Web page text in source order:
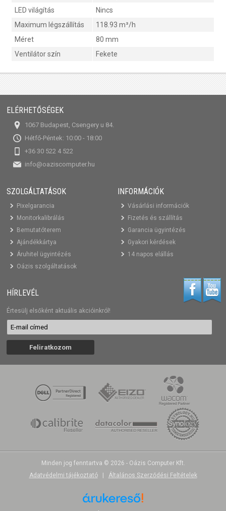
LED világítás
Nincs
Maximum légszállítás
118.93 m³/h
Méret
80 mm
Ventilátor szín
Fekete
ELÉRHETŐSÉGEK
1067 Budapest, Csengery u 84.
Hétfő-Péntek: 10:00 - 18:00
+36 30 522 4 522
info@oaziscomputer.hu
SZOLGÁLTATÁSOK
Pixelgarancia
Monitorkalibrálás
Bemutatóterem
Ajándékkártya
Áruhitel ügyintézés
Oázis szolgáltatások
INFORMÁCIÓK
Vásárlási információk
Fizetés és szállítás
Garancia ügyintézés
Gyakori kérdések
14 napos elállás
HÍRLEVÉL
Értesülj elsőként aktuális akcióinkról!
Minden jog fenntartva © 2026 - Oázis Computer Kft.
Adatvédelmi tájékoztató
Általános Szerződési Feltételek